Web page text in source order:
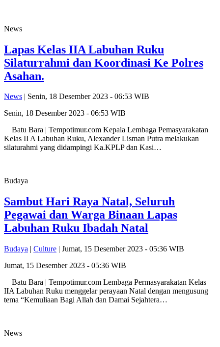
News
Lapas Kelas IIA Labuhan Ruku
Silaturrahmi dan Koordinasi Ke Polres
Asahan.
News | Senin, 18 Desember 2023 - 06:53 WIB
Senin, 18 Desember 2023 - 06:53 WIB
Batu Bara | Tempotimur.com Kepala Lembaga Pemasyarakatan
Kelas II A Labuhan Ruku, Alexander Lisman Putra melakukan
silaturahmi yang didampingi Ka.KPLP dan Kasi…
Budaya
Sambut Hari Raya Natal, Seluruh
Pegawai dan Warga Binaan Lapas
Labuhan Ruku Ibadah Natal
Budaya | Culture | Jumat, 15 Desember 2023 - 05:36 WIB
Jumat, 15 Desember 2023 - 05:36 WIB
Batu Bara | Tempotimur.com Lembaga Permasyarakatan Kelas
IIA Labuhan Ruku menggelar perayaan Natal dengan mengusung
tema “Kemuliaan Bagi Allah dan Damai Sejahtera…
News